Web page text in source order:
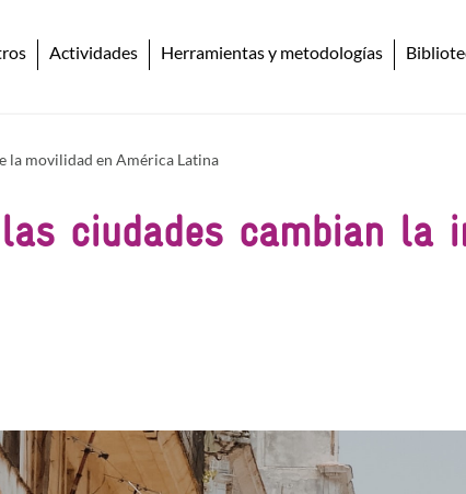
Actividades Herramientas y metodologías
la movilidad en América Latina
ciudades cambian la